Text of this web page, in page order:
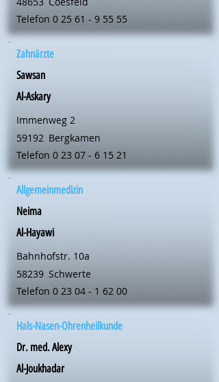
Telefon 0 25 61 - 9 55 55
Zahnärzte
Sawsan
Al-Askary
Immenweg 2
59192 Bergkamen
Telefon 0 23 07 - 6 15 21
Allgemeinmedizin
Neima
Al-Hayawi
Bahnhofstr. 10a
58239 Schwerte
Telefon 0 23 04 - 1 62 00
Hals-Nasen-Ohrenheilkunde
Dr. med. Alexy
Al-Joukhadar